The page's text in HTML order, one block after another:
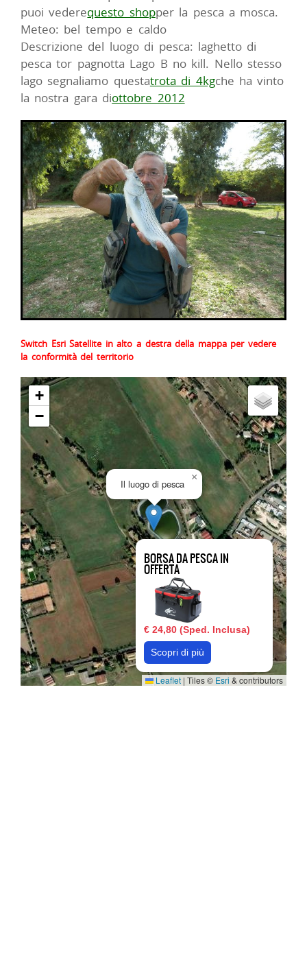
puoi vederequesto shopper la pesca a mosca.
Meteo: bel tempo e caldo
Descrizione del luogo di pesca: laghetto di
pesca tor pagnotta Lago B no kill. Nello stesso
lago segnaliamo questatrota di 4kgche ha vinto
la nostra gara diottobre 2012
Switch Esri Satellite in alto a destra della mappa per vedere
la conformità del territorio
BORSA DA PESCA IN
OFFERTA
€ 24,80 (Sped. Inclusa)
Scopri di più
Il luogo di pesca
×
+
−
Leaflet | Tiles © Esri & contributors